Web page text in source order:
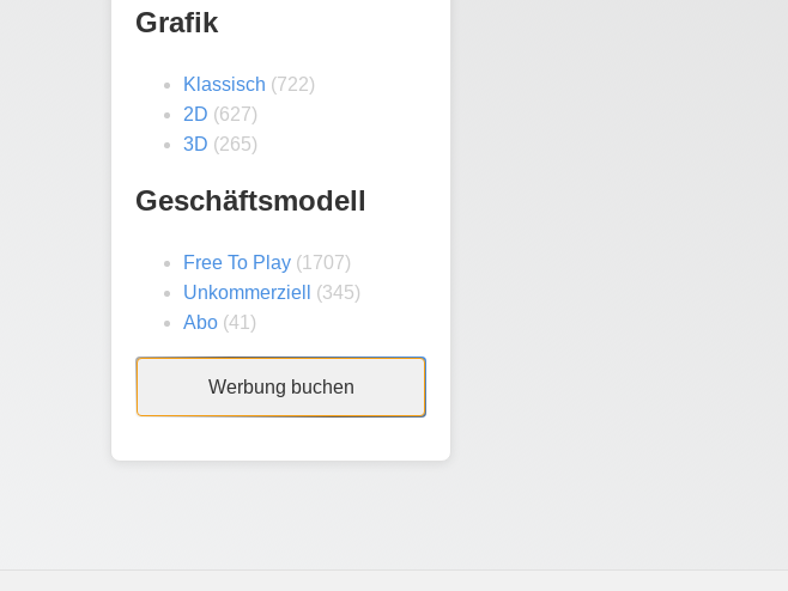
Grafik
Klassisch (722)
2D (627)
3D (265)
Geschäftsmodell
Free To Play (1707)
Unkommerziell
(345)
Abo (41)
Werbung buchen